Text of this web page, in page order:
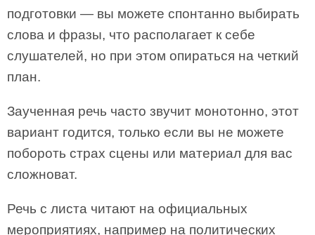
подготовки — вы можете спонтанно выбирать
слова и фразы, что располагает к себе
слушателей, но при этом опираться на четкий
план.
Заученная речь часто звучит монотонно, этот
вариант годится, только если вы не можете
побороть страх сцены или материал для вас
сложноват.
Речь с листа читают на официальных
мероприятиях, например на политических